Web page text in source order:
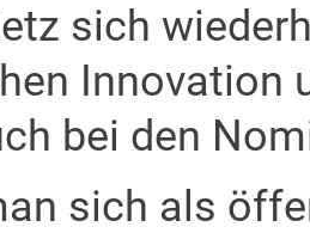
sich
Innovation
bei den
sich als